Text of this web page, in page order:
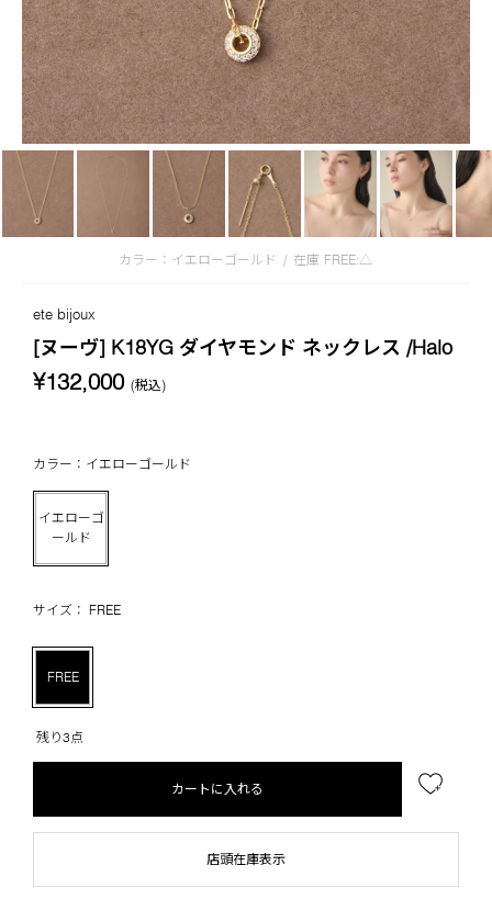
カラー：イエローゴールド / 在庫 FREE:△
ete bijoux
[ヌーヴ] K18YG ダイヤモンド ネックレス /Halo
¥132,000 (税込)
カラー：イエローゴールド
イエローゴ
ールド
サイズ： FREE
FREE
残り3点
カートに入れる
店頭在庫表示